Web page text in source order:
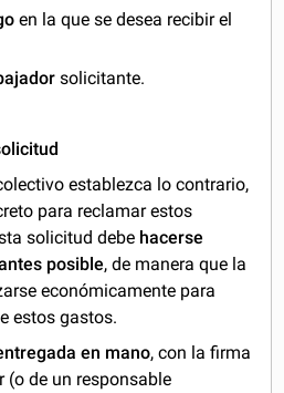
en la que se desea recibir el
solicitante.
establezca lo contrario,
para reclamar estos
solicitud debe hacerse
posible, de manera que la
económicamente para
estos gastos.
en mano, con la firma
(o de un responsable